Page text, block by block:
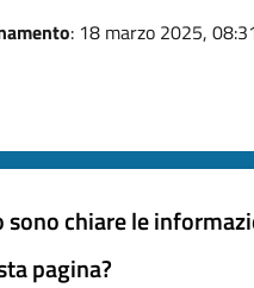
: 18 marzo 2025,
sono chiare le
pagina?